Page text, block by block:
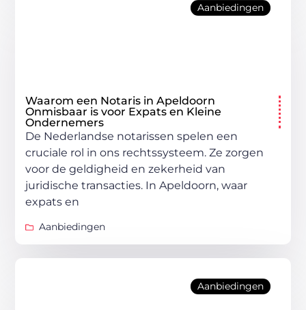
Aanbiedingen
Waarom een Notaris in Apeldoorn
Onmisbaar is voor Expats en Kleine
Ondernemers
De Nederlandse notarissen spelen een
cruciale rol in ons rechtssysteem. Ze zorgen
voor de geldigheid en zekerheid van
juridische transacties. In Apeldoorn, waar
expats en
Aanbiedingen
Aanbiedingen